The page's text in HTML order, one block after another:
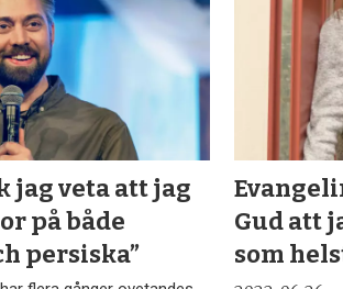
jag veta att jag
på både
persiska”
Gud att
som